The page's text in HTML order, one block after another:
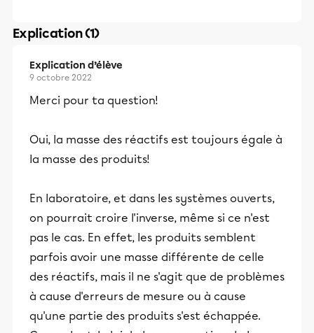
Explication (1)
Explication d’élève
9 octobre 2022
Merci pour ta question!
Oui, la masse des réactifs est toujours égale à
la masse des produits!
En laboratoire, et dans les systèmes ouverts,
on pourrait croire l'inverse, même si ce n'est
pas le cas. En effet, les produits semblent
parfois avoir une masse différente de celle
des réactifs, mais il ne s'agit que de problèmes
à cause d'erreurs de mesure ou à cause
qu'une partie des produits s'est échappée.